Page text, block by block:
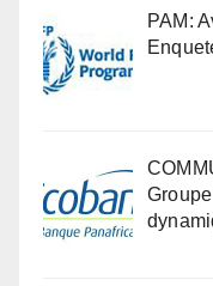
PAM: